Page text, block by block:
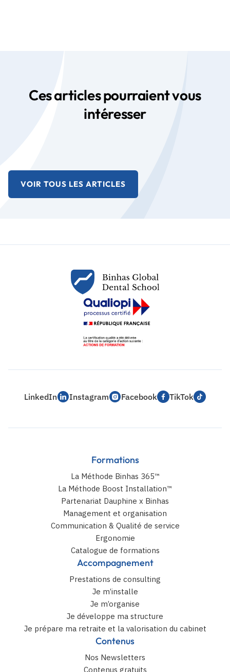
Ces articles pourraient vous
intéresser
VOIR TOUS LES ARTICLES
LinkedIn Instagram Facebook TikTok
Formations
La Méthode Binhas 365™
La Méthode Boost Installation™
Partenariat Dauphine x Binhas
Management et organisation
Communication & Qualité de service
Ergonomie
Catalogue de formations
Accompagnement
Prestations de consulting
Je m’installe
Je m’organise
Je développe ma structure
Je prépare ma retraite et la valorisation du cabinet
Contenus
Nos Newsletters
Contenus gratuits